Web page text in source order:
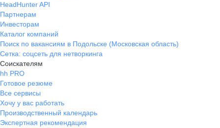
HeadHunter API
Партнерам
Инвесторам
Каталог компаний
Поиск по вакансиям в Подольске (Московская область)
Сетка: соцсеть для нетворкинга
Соискателям
hh PRO
Готовое резюме
Все сервисы
Хочу у вас работать
Производственный календарь
Экспертная рекомендация